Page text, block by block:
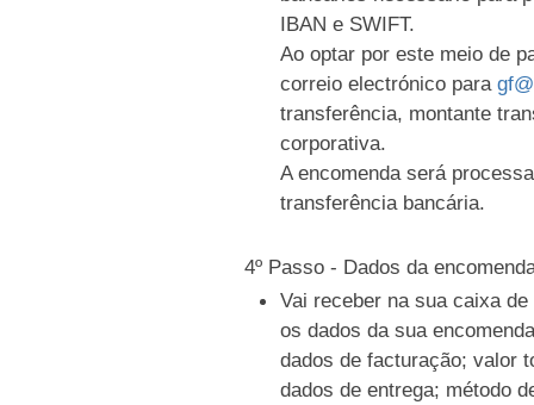
IBAN e SWIFT.
Ao optar por este meio de
correio electrónico para
transferência, montante
corporativa.
A encomenda será
transferência bancária.
4º Passo - Dados da
Vai receber na sua caixa
os dados da sua
dados de facturação; valor
dados de entrega; método